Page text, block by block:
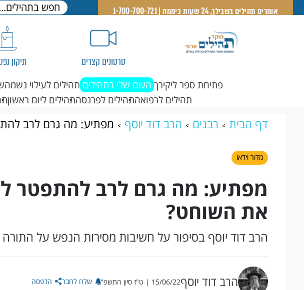
אומרים תהילים בשבילך, 24 שעות ביממה | 1-700-700-721
סרטונים קצרים תיקון
פתיחת ספר ליקירך השם שלי בתהילים תהילים לעילוי נשמה
תהילים לרפואהתהילים לפרנסהתהילים ליום ראשון
דף הבית רבנים הרב דוד יוסף
מפתיע: מה גרם לרב
השוחט?
מדור וידאו
מפתיע: מה גרם לרב להתפטר
את השוחט?
הרב דוד יוסף בסיפור על חשיבות מסירות הנפש על
הרב דוד יוסף15/06/22 | ט"ז סיון התשפ"ב שלח לחבר הדפסה